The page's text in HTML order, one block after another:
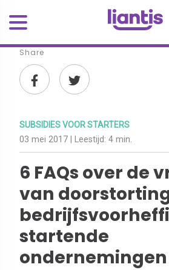
Share
SUBSIDIES VOOR STARTERS
03 mei 2017 | Leestijd: 4 min.
6 FAQs over de
van
startende
ondernemingen